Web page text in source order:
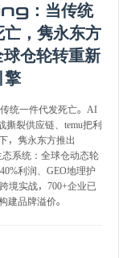
：当传统
，隽永东方
仓轮转重新
擎
统一件代发死亡。AI
撕裂供应链、temu把利
，隽永东方推出
态系统：全球仓动态轮
利润、GEO地理护
境实战，700+企业已
品牌溢价。